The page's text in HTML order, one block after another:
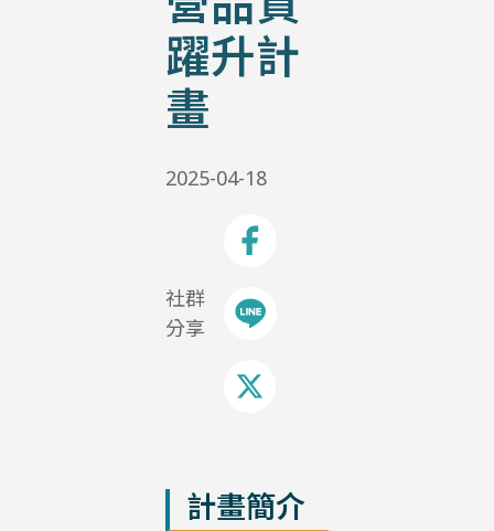
躍升計
畫
2025-04-18
社群
分享
計畫簡介